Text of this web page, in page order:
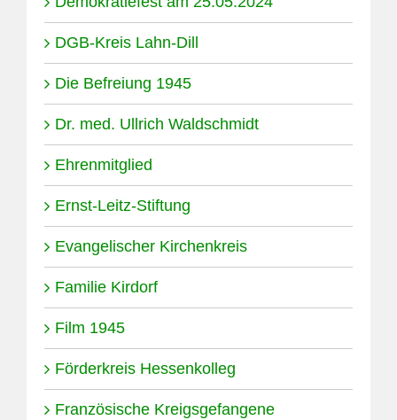
DGB-Kreis Lahn-Dill
Die Befreiung 1945
Dr. med. Ullrich Waldschmidt
Ehrenmitglied
Ernst-Leitz-Stiftung
Evangelischer Kirchenkreis
Familie Kirdorf
Film 1945
Förderkreis Hessenkolleg
Französische Kreigsgefangene